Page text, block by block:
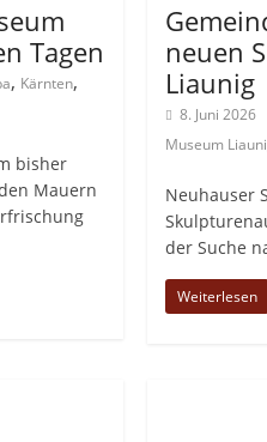
Tagen
, Kärnten,
bisher
Mauern
neuen
Liaunig
8. Juni 2026
Museum
Neuhauser
der Suche
Weiterlesen